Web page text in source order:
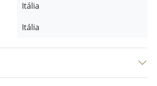
Itália
Itália